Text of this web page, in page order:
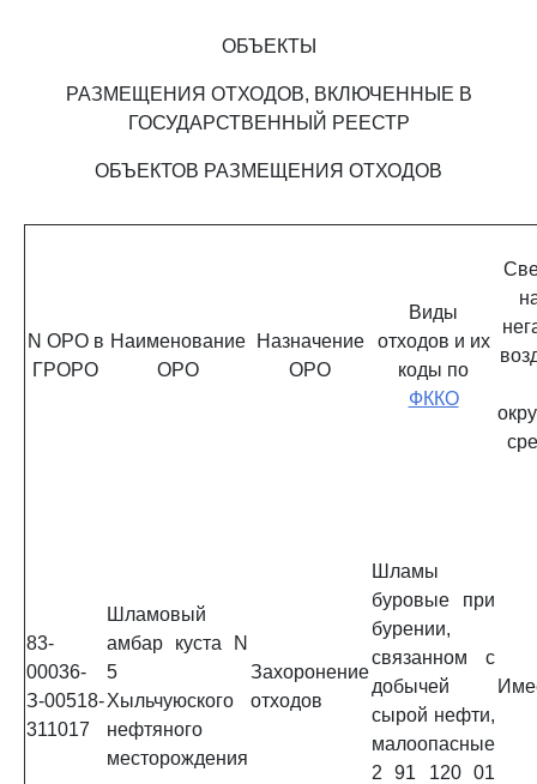
ОБЪЕКТЫ
РАЗМЕЩЕНИЯ ОТХОДОВ, ВКЛЮЧЕННЫЕ В
ГОСУДАРСТВЕННЫЙ РЕЕСТР
ОБЪЕКТОВ РАЗМЕЩЕНИЯ ОТХОДОВ
N ОРО в
ГРОРО
Наименование
ОРО
Назначение
ОРО
Виды
отходов и их
коды по
ФККО
83-
00036-
З-00518-
311017
Шламовый
амбар куста N
5
Хыльчуюского
нефтяного
месторождения
Захоронение
отходов
Шламы
буровые при
бурении,
связанном с
добычей
сырой нефти,
малоопасные
2 91 120 01